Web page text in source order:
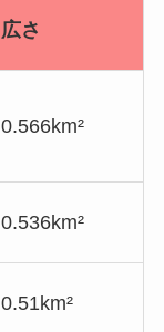
広さ
0.566km²
0.536km²
0.51km²